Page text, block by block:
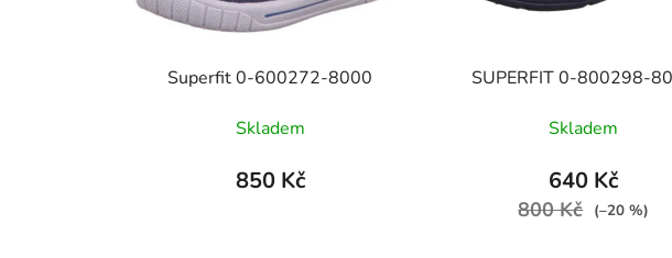
Superfit 0-600272-8000
Skladem
850 Kč
SUPERFIT 0-800298-
Skladem
640 Kč
800 Kč (–20 %)